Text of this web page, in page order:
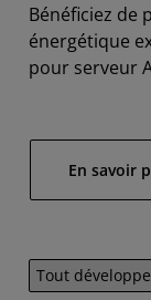
Bénéficiez de
énergétique
pour serveur
En savoir
Tout